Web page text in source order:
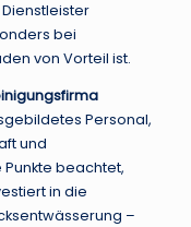
bei
von Vorteil ist.
Personal,
und
beachtet,
in die
–